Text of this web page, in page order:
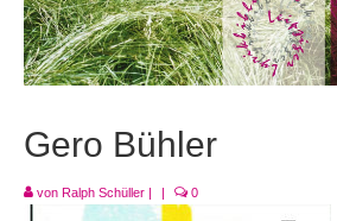
Start
LYRIK:POST
Einkaufsladen
Empfehlung des Monats
Gero Bühler
von Ralph Schüller | | 0